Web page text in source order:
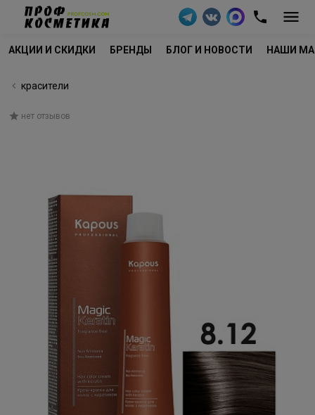
АКЦИИ И СКИДКИ БРЕНДЫ БЛОГ И НОВОСТИ НАШИ
красители
нет отзывов